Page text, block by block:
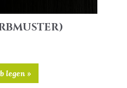
legen »